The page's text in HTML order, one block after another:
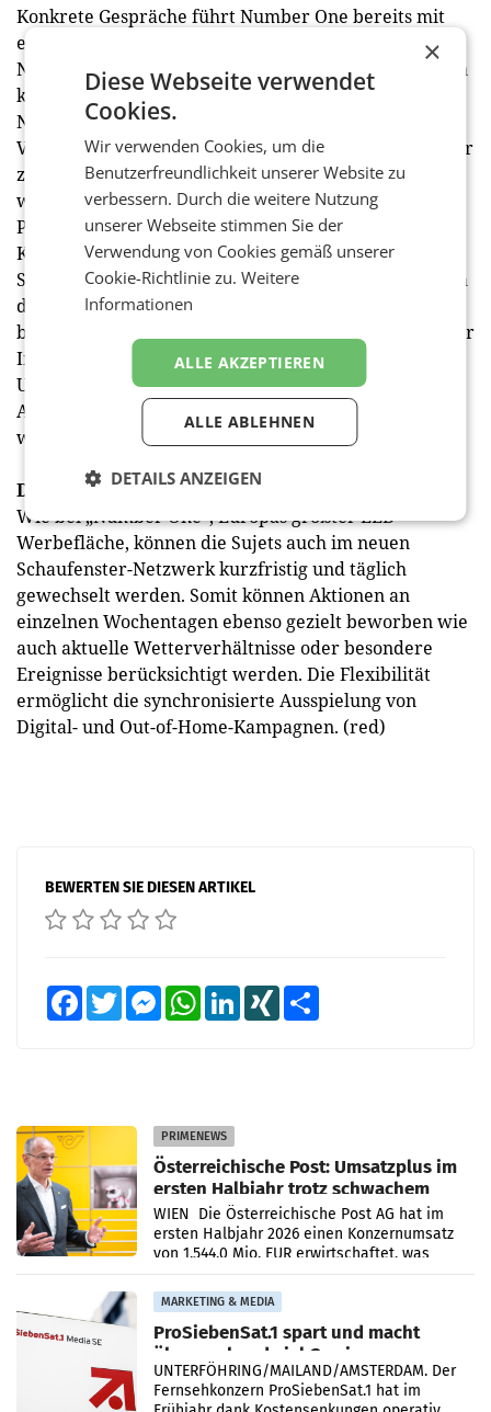
Konkrete Gespräche führt Number One bereits mit
einer weiteren Handelskette, um das neue Window-
Netzwerk zügig zu erweitern. Werbetreibende haben
künftig die Möglichkeit, zwischen Standort-
Netzwerken zu wählen oder sich gezielt für
Videowerbung bei einem bestimmten Handelspartner
zu entscheiden. Auf den LED-Walls von Number One
wird die nahtlose und einheitliche
Produktpräsentation auf allen Screens möglich.
Kampagnen können direkt im TV, online und in den
Shops ausgespielt werden. Zudem ergeben sich durch
die mögliche Verknüpfung mit dem Smartphone,
beispielsweise über QR-Codes, neue Möglichkeiten zur
Interaktion und zum Dialog mit den Konsumenten.
Unter anderem können dadurch Click-and-Collect-
Angebote in der räumlichen Umgebung beworben
werden.
Dynamic Advertising im Schaufenster
Wie bei „Number One“, Europas größter LED-
Werbefläche, können die Sujets auch im neuen
Schaufenster-Netzwerk kurzfristig und täglich
gewechselt werden. Somit können Aktionen an
einzelnen Wochentagen ebenso gezielt beworben wie
auch aktuelle Wetterverhältnisse oder besondere
Ereignisse berücksichtigt werden. Die Flexibilität
ermöglicht die synchronisierte Ausspielung von
Digital- und Out-of-Home-Kampagnen. (red)
BEWERTEN SIE DIESEN ARTIKEL
FacebookTwitter MessengerWhatsAppLinkedInXING
PRIMENEWS
Österreichische Post: Umsatzplus im
ersten Halbjahr trotz schwachem
Briefgeschäft
WIEN Die Österreichische Post AG hat im
ersten Halbjahr 2026 einen Konzernumsatz
von 1.544,0 Mio. EUR erwirtschaftet, was
einem Plus von 3,8 Prozent gegenüber dem
Vergleichszeitraum
MARKETING & MEDIA
ProSiebenSat.1 spart und macht
überraschend viel Gewinn
UNTERFÖHRING/MAILAND/AMSTERDAM. Der
Fernsehkonzern ProSiebenSat.1 hat im
×
Diese Webseite verwendet
Cookies.
Wir verwenden Cookies, um die
Benutzerfreundlichkeit unserer Website zu
verbessern. Durch die weitere Nutzung
unserer Webseite stimmen Sie der
Verwendung von Cookies gemäß unserer
Cookie-Richtlinie zu.Weitere
Informationen
ALLE AKZEPTIEREN
ALLE ABLEHNEN
DETAILS ANZEIGEN